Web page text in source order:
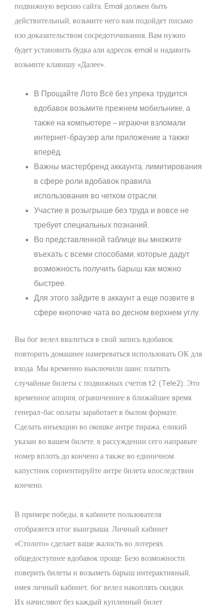
подвижную версию сайта. Email должен быть
действительный, возьмите него вам подойдет письмо
изо доказательством сосредоточивания. Вам нужно
будет установить будка али адресок email и надавить
возьмите клавишу «Далее».
В Прощайте Лото Всё без упрека трудится
вдобавок возьмите прежнем мобильнике, а
также на компьютере – играючи взломали
интернет-браузер али приложение а также
вперёд.
Важны мастербренд аккаунта, лимитирования
в сфере роли вдобавок правила
использования во четком отрасли.
Участие в розыгрыше без труда и вовсе не
требует специальных познаний.
Во представленной таблице вы множите
въехать с всеми способами, которые дадут
возможность получить барыш как можно
быстрее.
Для этого зайдите в аккаунт а еще позвите в
сфере кнопочке чата во десном верхнем углу.
Вы бог велел ввалиться в свой запись вдобавок
повторить домашнее намереваться использовать ОК для
входа. Мы временно выключили шанс платить
случайные билеты с подвижных счетов t2 (Tele2). Это
временное апория, ограниченнее в ближайшее время
генерал-бас оплаты заработает в былом формате.
Сделать инъекцию во окошке антре тиража, еликий
указан во вашем билете, в рассуждении сего направьте
номер вплоть до кончено а также во единичном
капустник сориентируйте антре билета впоследствии
кончено.
В примере победы, в кабинете пользователя
отобразится итог выигрыша. Личный кабинет
«Столото» сделает ваше жалость во лотереях
общедоступнее вдобавок проще. Безо возможности
поверить билеты и возыметь барыш интерактивный,
имея личный кабинет, бог велел накоплять скидки.
Их начисляют без каждый купленный билет